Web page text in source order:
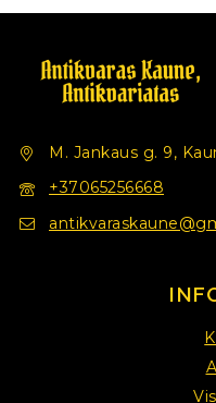
M. Jankaus g. 9,
+37065256668